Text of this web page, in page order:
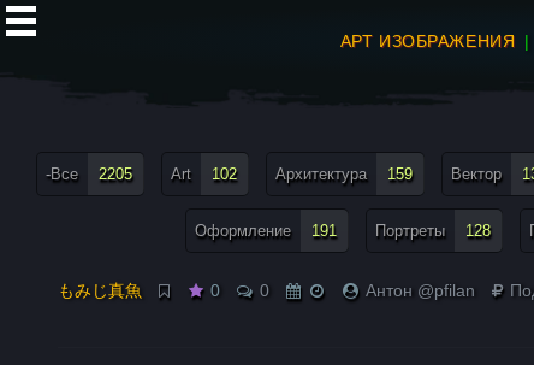
АРТ ИЗОБРАЖЕНИЯ
-Все 2205 Art 102 Архитектура 159 Вектор
Оформление 191 Портреты 128
もみじ真魚 0 0 Антон @pfilan